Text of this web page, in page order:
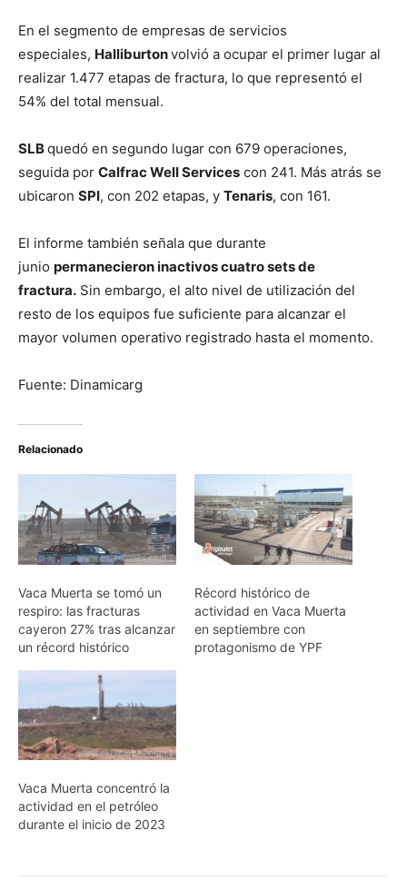
En el segmento de empresas de servicios
especiales, Halliburtonvolvió a ocupar el primer lugar al
realizar 1.477 etapas de fractura, lo que representó el
54% del total mensual.
SLBquedó en segundo lugar con 679 operaciones,
seguida por Calfrac Well Services con 241. Más atrás se
ubicaron SPI, con 202 etapas, y Tenaris, con 161.
El informe también señala que durante
junio permanecieron inactivos cuatro sets de
fractura. Sin embargo, el alto nivel de utilización del
resto de los equipos fue suficiente para alcanzar el
mayor volumen operativo registrado hasta el momento.
Fuente: Dinamicarg
Relacionado
Vaca Muerta se tomó un
respiro: las fracturas
cayeron 27% tras alcanzar
un récord histórico
Récord histórico de
actividad en Vaca Muerta
en septiembre con
protagonismo de YPF
Vaca Muerta concentró la
actividad en el petróleo
durante el inicio de 2023